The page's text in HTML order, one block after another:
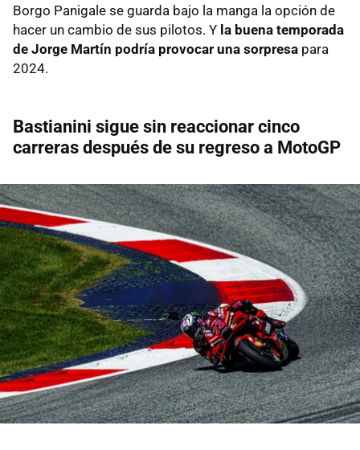
Borgo Panigale se guarda bajo la manga la opción de
hacer un cambio de sus pilotos. Y la buena temporada
de Jorge Martín podría provocar una sorpresa para
2024.
Bastianini sigue sin reaccionar cinco
carreras después de su regreso a MotoGP